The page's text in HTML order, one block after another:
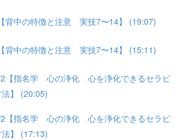
背中の特徴と注意 実技7〜14】 (19:07)
背中の特徴と注意 実技7〜14】 (15:11)
【指名学 心の浄化 心を浄化できるセラピ
】 (20:05)
【指名学 心の浄化 心を浄化できるセラピ
】 (17:13)